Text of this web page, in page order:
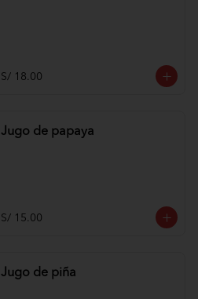
S/ 18.00
Jugo de papaya
S/ 15.00
Jugo de piña